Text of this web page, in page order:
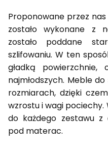
Proponowane przez nas
zostało wykonane z
zostało poddane
szlifowaniu. W ten
gładką powierzchnie,
najmłodszych. Meble
rozmiarach, dzięki
wzrostu i wagi
do każdego zestawu
pod materac.